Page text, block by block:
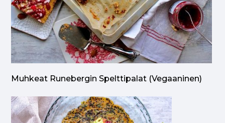
Muhkeat Runebergin Spelttipalat (vegaaninen)